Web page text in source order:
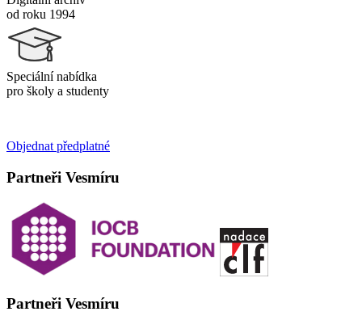
od roku 1994
Speciální nabídka
pro školy a studenty
Objednat předplatné
Partneři Vesmíru
Partneři Vesmíru